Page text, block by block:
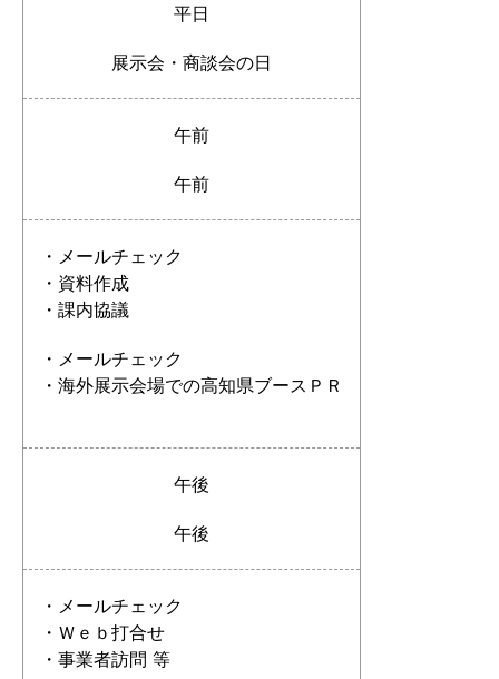
平日
展示会・商談会の日
午前
午前
・メールチェック
・資料作成
・課内協議
・メールチェック
・海外展示会場での高知県ブースＰＲ
午後
午後
・メールチェック
・Ｗｅｂ打合せ
・事業者訪問 等